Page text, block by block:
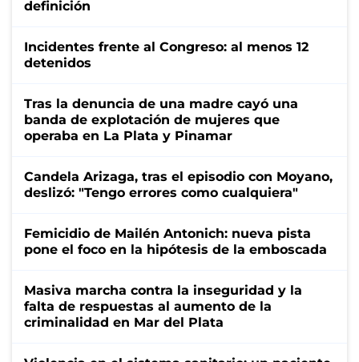
definición
Incidentes frente al Congreso: al menos 12
detenidos
Tras la denuncia de una madre cayó una
banda de explotación de mujeres que
operaba en La Plata y Pinamar
Candela Arizaga, tras el episodio con Moyano,
deslizó: "Tengo errores como cualquiera"
Femicidio de Mailén Antonich: nueva pista
pone el foco en la hipótesis de la emboscada
Masiva marcha contra la inseguridad y la
falta de respuestas al aumento de la
criminalidad en Mar del Plata